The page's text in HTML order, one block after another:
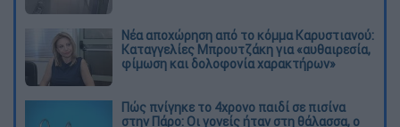
Νέα αποχώρηση από το κόμμα Καρυστιανού:
Καταγγελίες Μπρουτζάκη για «αυθαιρεσία,
φίμωση και δολοφονία χαρακτήρων»
Πώς πνίγηκε το 4χρονο παιδί σε πισίνα
στην Πάρο: Οι γονείς ήταν στη θάλασσα, ο